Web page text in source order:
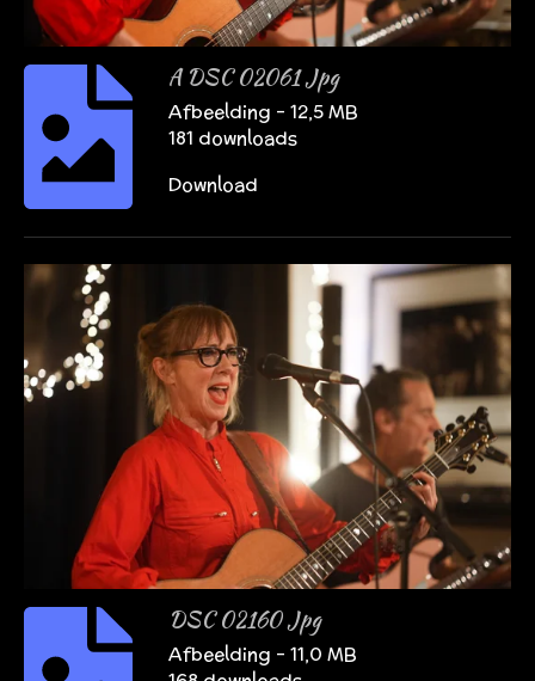
A DSC 02061 Jpg
Afbeelding – 12,5 MB
181 downloads
Download
DSC 02160 Jpg
Afbeelding – 11,0 MB